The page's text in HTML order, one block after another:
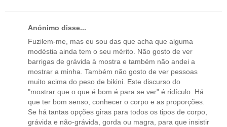
Anónimo disse...
Fuzilem-me, mas eu sou das que acha que alguma
modéstia ainda tem o seu mérito. Não gosto de ver
barrigas de grávida à mostra e também não andei a
mostrar a minha. Também não gosto de ver pessoas
muito acima do peso de bikini. Este discurso do
"mostrar que o que é bom é para se ver" é ridículo. Há
que ter bom senso, conhecer o corpo e as proporções.
Se há tantas opções giras para todos os tipos de corpo,
grávida e não-grávida, gorda ou magra, para que insistir